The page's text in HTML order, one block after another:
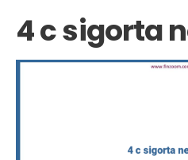
4 c sigorta